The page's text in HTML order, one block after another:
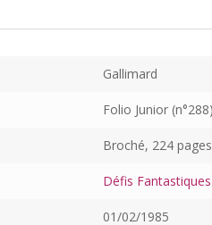
Gallimard
Folio Junior
Broché, 224 pages
Défis Fantastiques
01/02/1985